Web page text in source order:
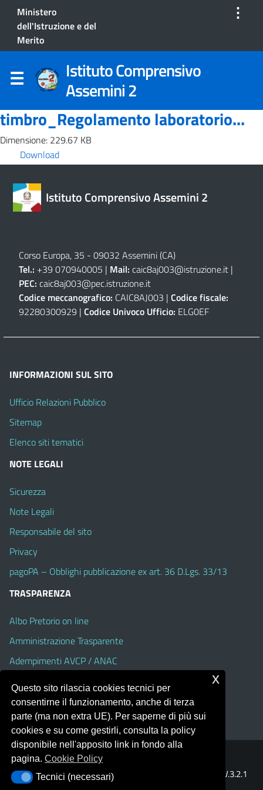
Ministero
dell'Istruzione e del
Merito
⋮
Istituto Comprensivo
Assemini 2
timbro_Regolamento laboratorio...
Dimensione: 229.67 KB
Download
Istituto Comprensivo Assemini 2
Corso Europa, 35 - 09032 Assemini (CA)
Tel.: +39 070940005 | Mail: caic8aj003@istruzione.it |
PEC: caic8aj003@pec.istruzione.it
Codice meccanografico: CAIC8AJ003 | Codice fiscale:
92280300929 | Codice Univoco Ufficio: ELG0EF
INFORMAZIONI SUL SITO
Ufficio Relazioni Pubblico
Sitemap
Elenco siti tematici
NOTE LEGALI
Sicurezza
Note Legali
Responsabile del sito
Privacy
pagoPA – Obblighi pubblicazione ex art. 36 D.Lgs. 33/13
TRASPARENZA
Albo Pretorio on line
Amministrazione Trasparente
Adempimenti AVCP / ANAC
Dichiarazione di accessibilità
Portale realizzato con la piattaforma
Template Italia configurato sul tema accessibile
V.3.2.1
(Alioth)
Questo sito rilascia cookies tecnici per
consentirne il funzionamento, anche di terza
parte (ma non extra UE). Per saperne di più sui
cookies e su come gestirli, consulta la policy
disponibile nell'apposito link in fondo alla
pagina.Cookie Policy
Tecnici (necessari)
Tecnici (necessari)
x